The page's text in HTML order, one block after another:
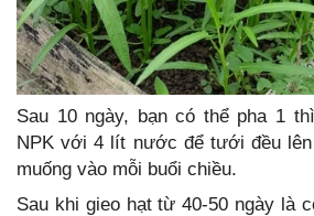
Sau 10 ngày, bạn có thể pha 1
NPK với 4 lít nước để tưới đều
muống vào mỗi buổi chiều.
Sau khi gieo hạt từ 40-50 ngày là